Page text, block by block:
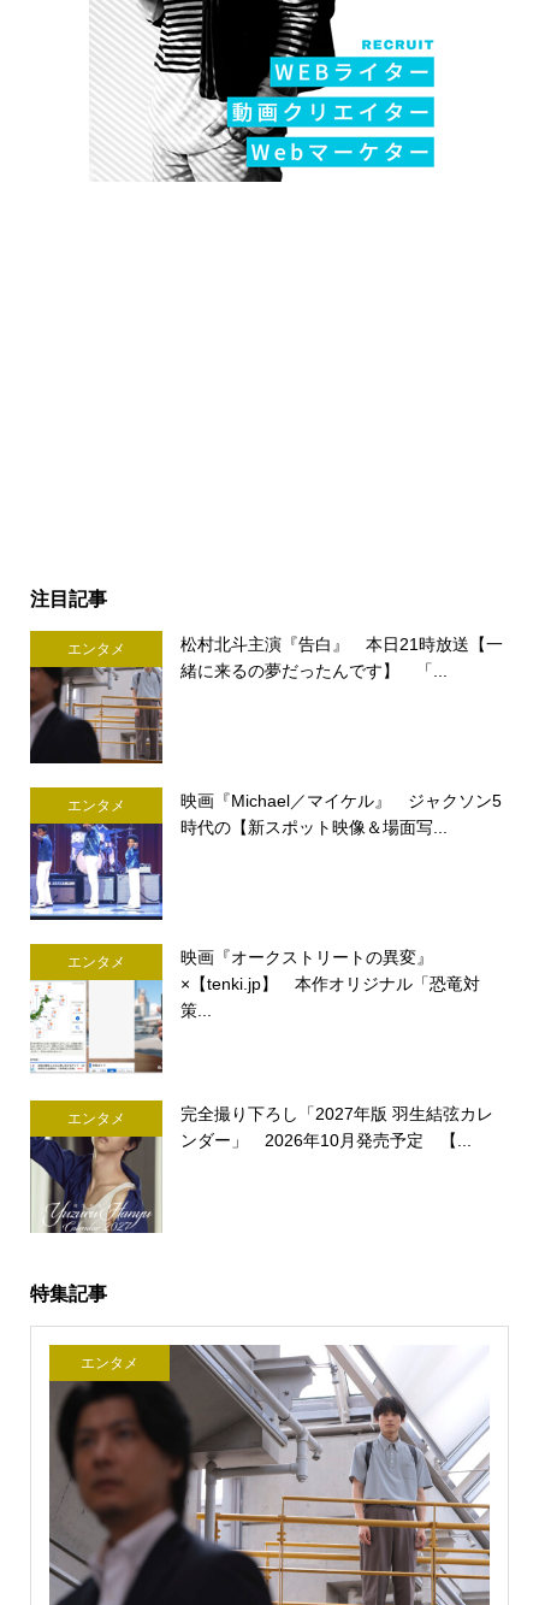
注目記事
エンタメ
松村北斗主演『告白』 本日21時放送【一
緒に来るの夢だったんです】 「...
エンタメ
映画『Michael／マイケル』 ジャクソン5
時代の【新スポット映像＆場面写...
エンタメ
映画『オークストリートの異変』
×【tenki.jp】 本作オリジナル「恐竜対
策...
エンタメ
完全撮り下ろし「2027年版 羽生結弦カレ
ンダー」 2026年10月発売予定 【...
特集記事
エンタメ